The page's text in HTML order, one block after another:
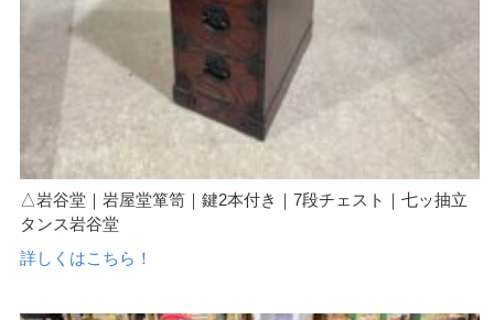
△岩谷堂｜岩屋堂箪笥｜鍵2本付き｜7段チェスト｜七ッ抽立
タンス岩谷堂
詳しくはこちら！